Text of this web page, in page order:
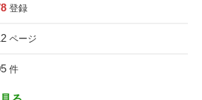
登録
ページ
件